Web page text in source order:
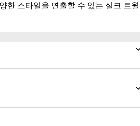
한 스타일을 연출할 수 있는 실크 트윌